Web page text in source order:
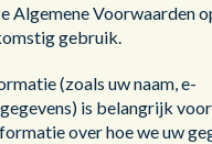
Algemene Voorwaarden
gebruik.
(zoals uw naam, e-
is belangrijk
over hoe we uw